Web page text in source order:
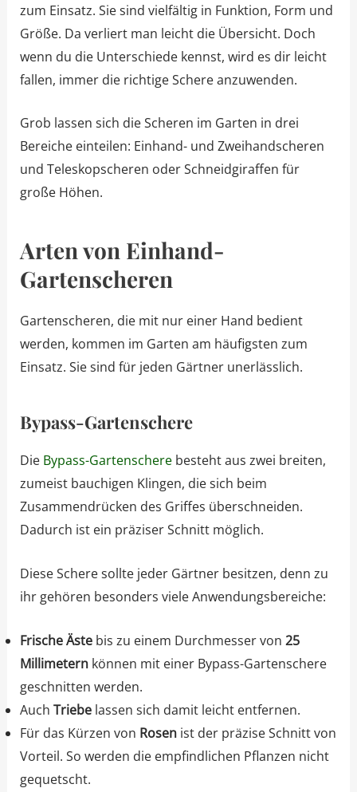
zum Einsatz. Sie sind vielfältig in Funktion, Form und
Größe. Da verliert man leicht die Übersicht. Doch
wenn du die Unterschiede kennst, wird es dir leicht
fallen, immer die richtige Schere anzuwenden.
Grob lassen sich die Scheren im Garten in drei
Bereiche einteilen: Einhand- und Zweihandscheren
und Teleskopscheren oder Schneidgiraffen für
große Höhen.
Arten von Einhand-
Gartenscheren
Gartenscheren, die mit nur einer Hand bedient
werden, kommen im Garten am häufigsten zum
Einsatz. Sie sind für jeden Gärtner unerlässlich.
Bypass-Gartenschere
Die Bypass-Gartenscherebesteht aus zwei breiten,
zumeist bauchigen Klingen, die sich beim
Zusammendrücken des Griffes überschneiden.
Dadurch ist ein präziser Schnitt möglich.
Diese Schere sollte jeder Gärtner besitzen, denn zu
ihr gehören besonders viele Anwendungsbereiche:
Frische Ästebis zu einem Durchmesser von 25
Millimeternkönnen mit einer Bypass-Gartenschere
geschnitten werden.
Auch Triebe lassen sich damit leicht entfernen.
Für das Kürzen von Rosen ist der präzise Schnitt von
Vorteil. So werden die empfindlichen Pflanzen nicht
gequetscht.